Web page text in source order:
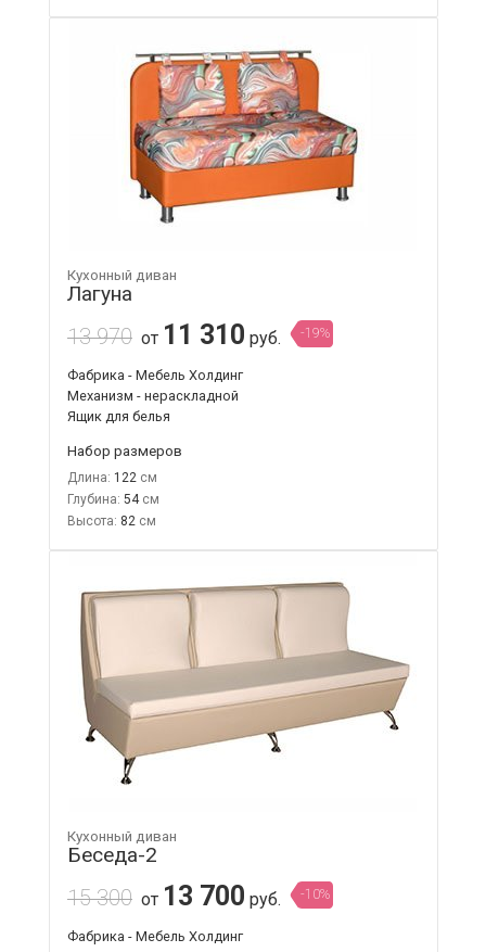
Кухонный диван
Лагуна
13 970 от 11 310 руб. -19%
Фабрика - Мебель Холдинг
Механизм - нераскладной
Ящик для белья
Набор размеров
Длина: 122
Глубина: 54
Высота: 82
Кухонный диван
Беседа-2
15 300 от 13 700 руб. -10%
Фабрика - Мебель Холдинг